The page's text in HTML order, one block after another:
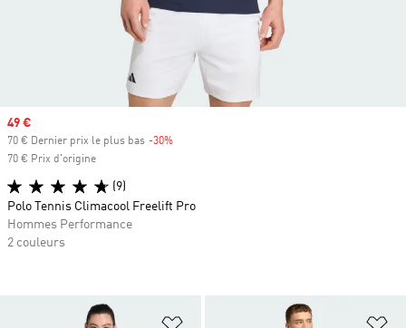
Ajouter à la Liste de produits
Prix soldé
49 €
70 € Dernier prix le plus bas -30%
70 € Prix d'origine
(9)
Polo Tennis Climacool Freelift Pro
Hommes Performance
2 couleurs